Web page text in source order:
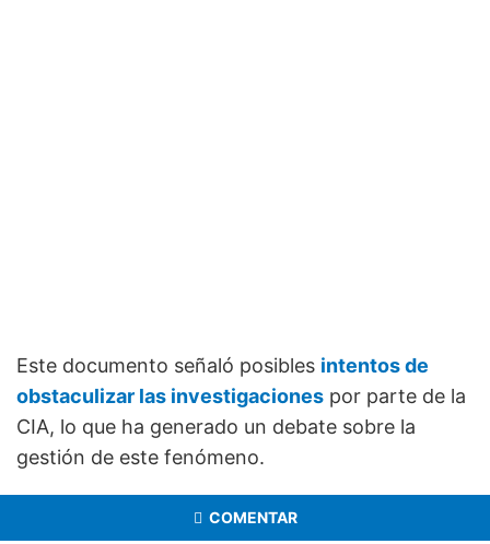
Este documento señaló posibles intentos de
obstaculizar las investigaciones por parte de la
CIA, lo que ha generado un debate sobre la
gestión de este fenómeno.
COMENTAR